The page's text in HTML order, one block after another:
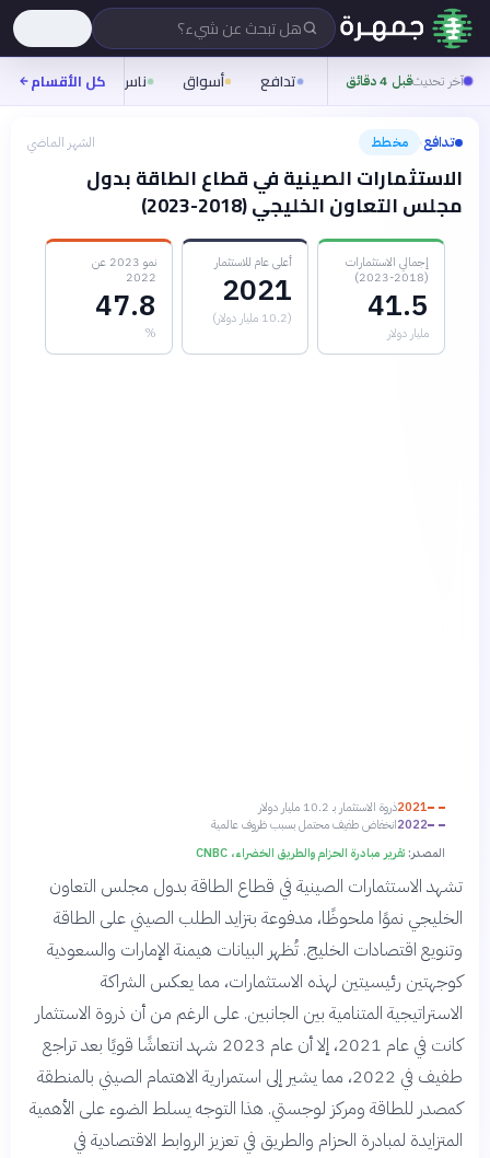
هل تبحث عن شيء؟
آخر تحديثقبل 4 دقائق تدافع أسواق ناس روح
كل الأقسام
تدافع› مخطط الشهر الماضي
الاستثمارات الصينية في قطاع الطاقة بدول
مجلس التعاون الخليجي (2018-2023)
إجمالي الاستثمارات
(2018-2023)
41.5
مليار دولار
أعلى عام للاستثمار
2021
(10.2 مليار دولار)
نمو 2023 عن
2022
47.8
%
2021ذروة الاستثمار بـ 10.2 مليار دولار
2022انخفاض طفيف محتمل بسبب ظروف عالمية
المصدر: تقرير مبادرة الحزام والطريق الخضراء، CNBC
تشهد الاستثمارات الصينية في قطاع الطاقة بدول مجلس التعاون
الخليجي نموًا ملحوظًا، مدفوعة بتزايد الطلب الصيني على الطاقة
وتنويع اقتصادات الخليج. تُظهر البيانات هيمنة الإمارات والسعودية
كوجهتين رئيسيتين لهذه الاستثمارات، مما يعكس الشراكة
الاستراتيجية المتنامية بين الجانبين. على الرغم من أن ذروة الاستثمار
كانت في عام 2021، إلا أن عام 2023 شهد انتعاشًا قويًا بعد تراجع
طفيف في 2022، مما يشير إلى استمرارية الاهتمام الصيني بالمنطقة
كمصدر للطاقة ومركز لوجستي. هذا التوجه يسلط الضوء على الأهمية
المتزايدة لمبادرة الحزام والطريق في تعزيز الروابط الاقتصادية في